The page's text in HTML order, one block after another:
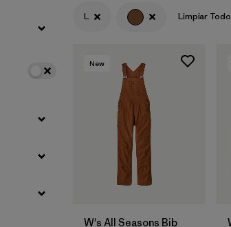
Filtrar por
Gender
L Limpiar
New
W's All Seasons Bib